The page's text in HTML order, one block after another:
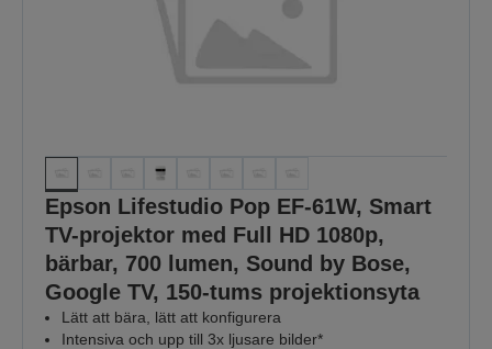
Epson Lifestudio Pop EF-61W, Smart
TV-projektor med Full HD 1080p,
bärbar, 700 lumen, Sound by Bose,
Google TV, 150-tums projektionsyta
Lätt att bära, lätt att konfigurera
Intensiva och upp till 3x ljusare bilder*